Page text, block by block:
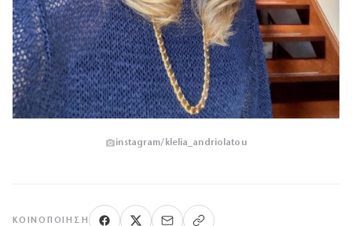
instagram/klelia_andriolatou
ΚΟΙΝΟΠΟΊΗΣΗ